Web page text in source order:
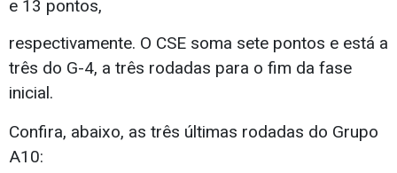
e 13 pontos,
respectivamente. O CSE soma sete pontos e está a
três do G-4, a três rodadas para o fim da fase
inicial.
Confira, abaixo, as três últimas rodadas do Grupo
A10: